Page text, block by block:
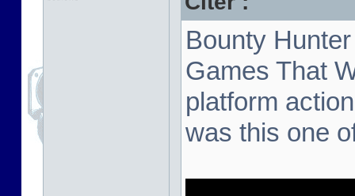
Bounty
Games That
platform
was this one